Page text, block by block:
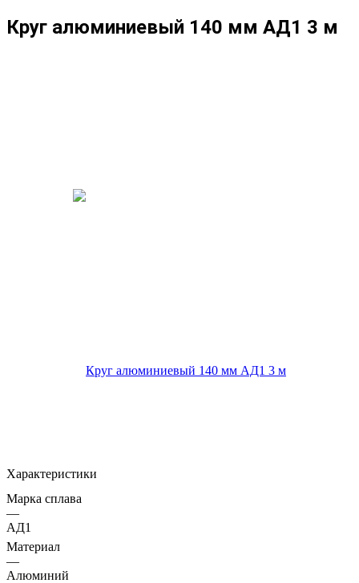
Круг алюминиевый 140 мм АД1 3 м
Характеристики
Марка сплава
—
АД1
Материал
—
Алюминий